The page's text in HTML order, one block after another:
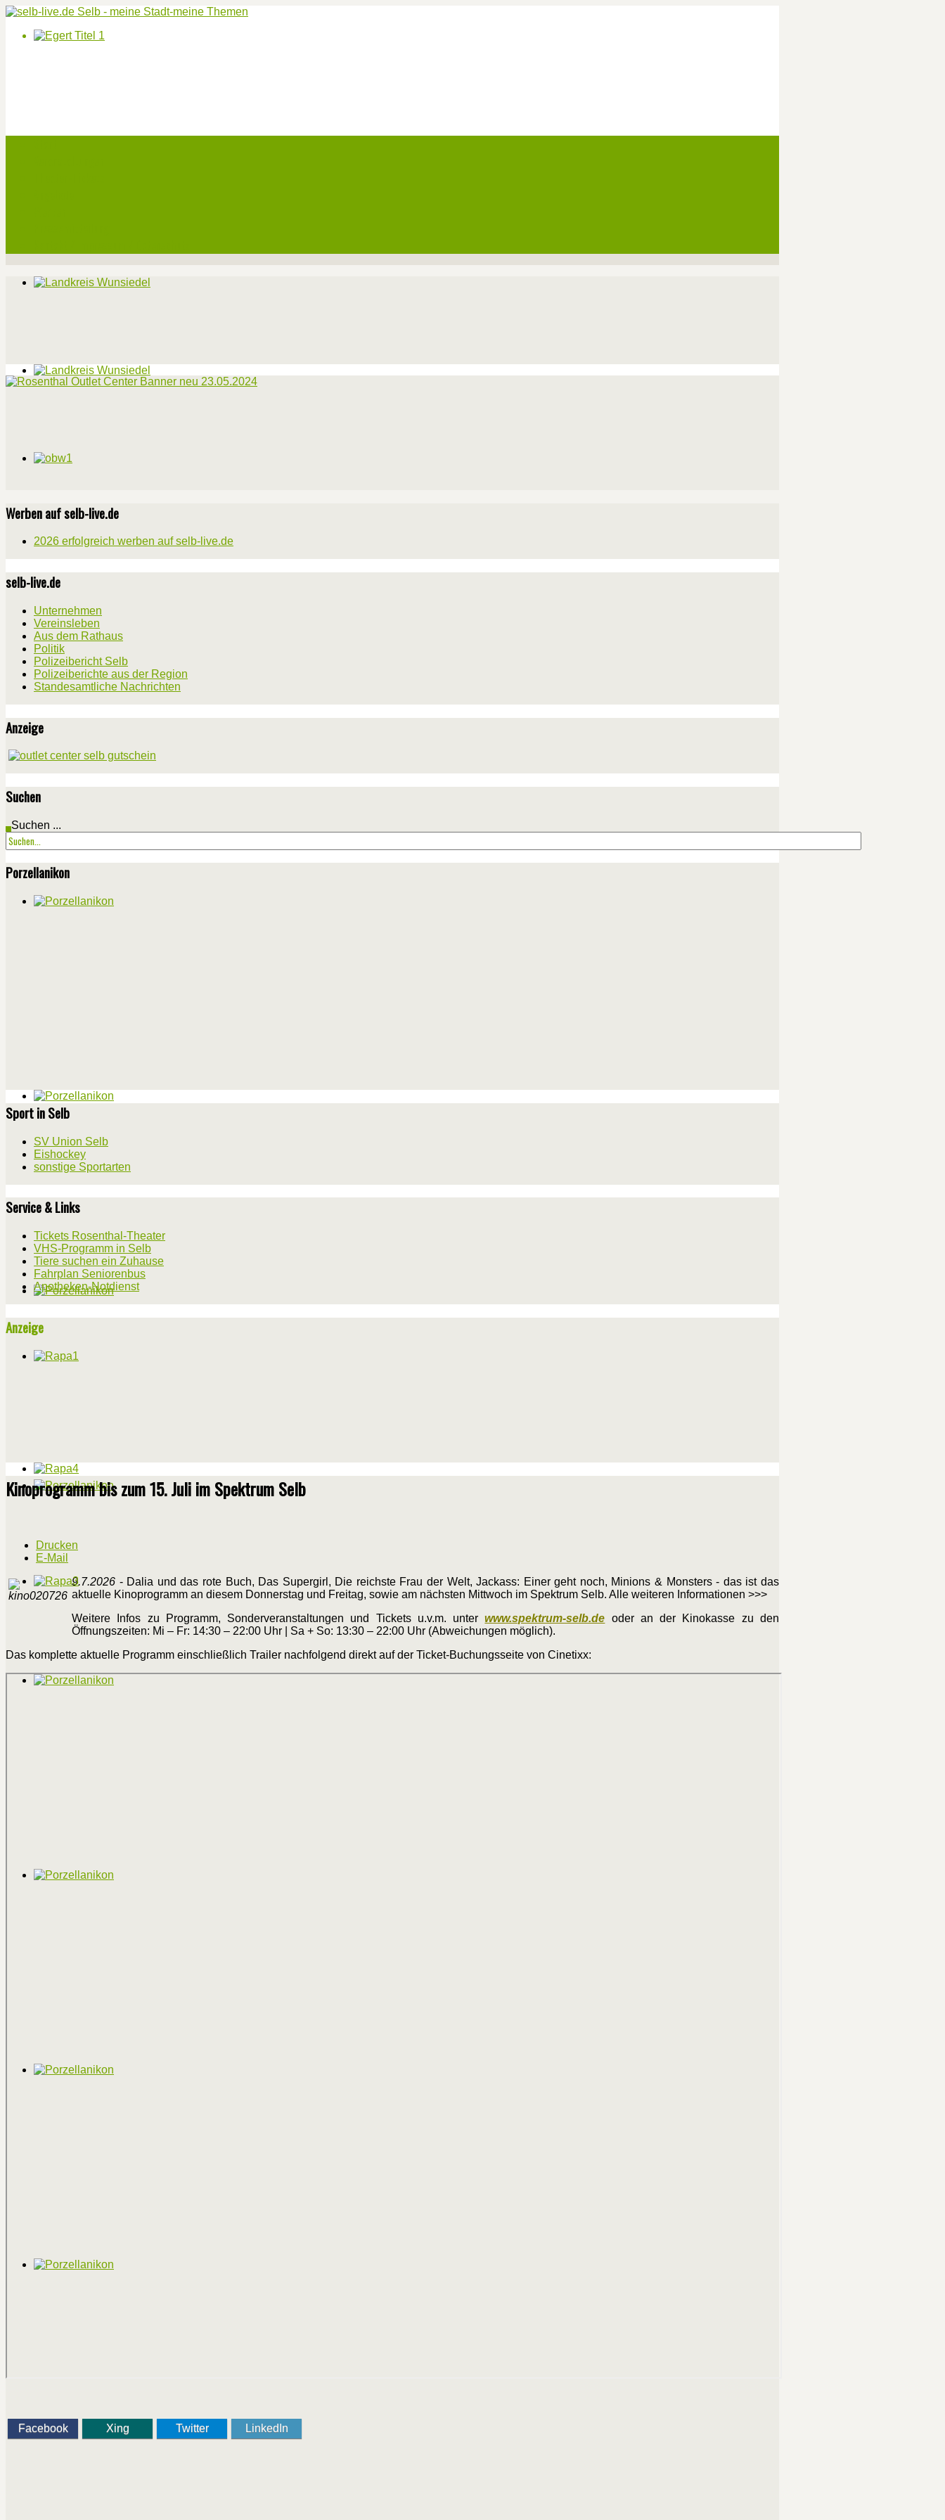
Werben auf selb-live.de
2026 erfolgreich werben auf selb-live.de
selb-live.de
Unternehmen
Vereinsleben
Aus dem Rathaus
Politik
Polizeibericht Selb
Polizeiberichte aus der Region
Standesamtliche Nachrichten
Anzeige
Suchen
Suchen ...
Porzellanikon
Sport in Selb
SV Union Selb
Eishockey
sonstige Sportarten
Service & Links
Tickets Rosenthal-Theater
VHS-Programm in Selb
Tiere suchen ein Zuhause
Fahrplan Seniorenbus
Apotheken-Notdienst
Anzeige
Kinoprogramm bis zum 15. Juli im Spektrum Selb
Drucken
E-Mail
9.7.2026 - Dalia und das rote Buch, Das Supergirl, Die reichste Frau der Welt, Jackass: Einer geht noch, Minions & Monsters - das ist das
aktuelle Kinoprogramm an diesem Donnerstag und Freitag, sowie am nächsten Mittwoch im Spektrum Selb. Alle weiteren Informationen >>>
Weitere Infos zu Programm, Sonderveranstaltungen und Tickets u.v.m. unterwww.spektrum-selb.de oder an der Kinokasse zu den
Öffnungszeiten: Mi – Fr: 14:30 – 22:00 Uhr | Sa + So: 13:30 – 22:00 Uhr (Abweichungen möglich).
Das komplette aktuelle Programm einschließlich Trailer nachfolgend direkt auf der Ticket-Buchungsseite von Cinetixx:
Facebook Xing Twitter LinkedIn